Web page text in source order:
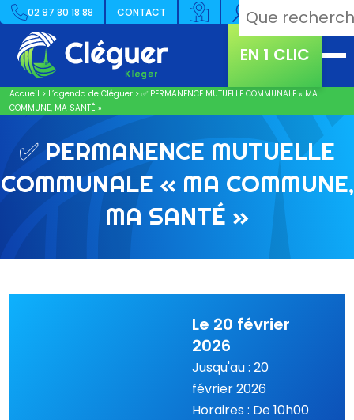
02 97 80 18 88 CONTACT
EN 1 CLIC
Accueil > L’agenda de Cléguer > ✅ PERMANENCE MUTUELLE COMMUNALE « MA
COMMUNE, MA SANTÉ »
✅ PERMANENCE MUTUELLE
COMMUNALE « MA COMMUNE,
MA SANTÉ »
Le 20 février
2026
Jusqu'au : 20
février 2026
Horaires : De 10h00